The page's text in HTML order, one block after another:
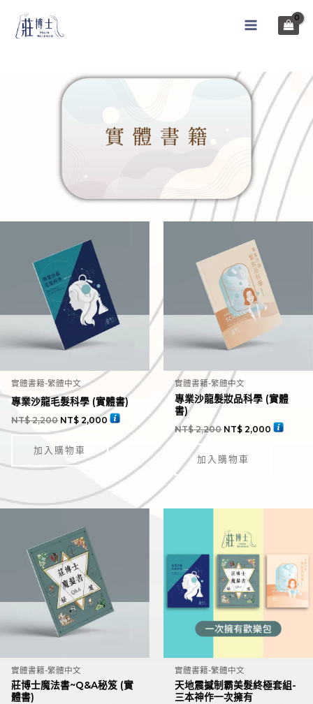
實體書籍-繁體中文
專業沙龍毛髮科學 (實體書)
NT$2,200 NT$ 2,000
加入購物車
實體書籍-繁體中文
專業沙龍髮妝品科學 (實體
書)
NT$2,200 NT$ 2,000
加入購物車
實體書籍-繁體中文
莊博士魔法書~Q&A秘笈 (實
體書)
實體書籍-繁體中文
天地震撼制霸美髮終極套組-
三本神作一次擁有